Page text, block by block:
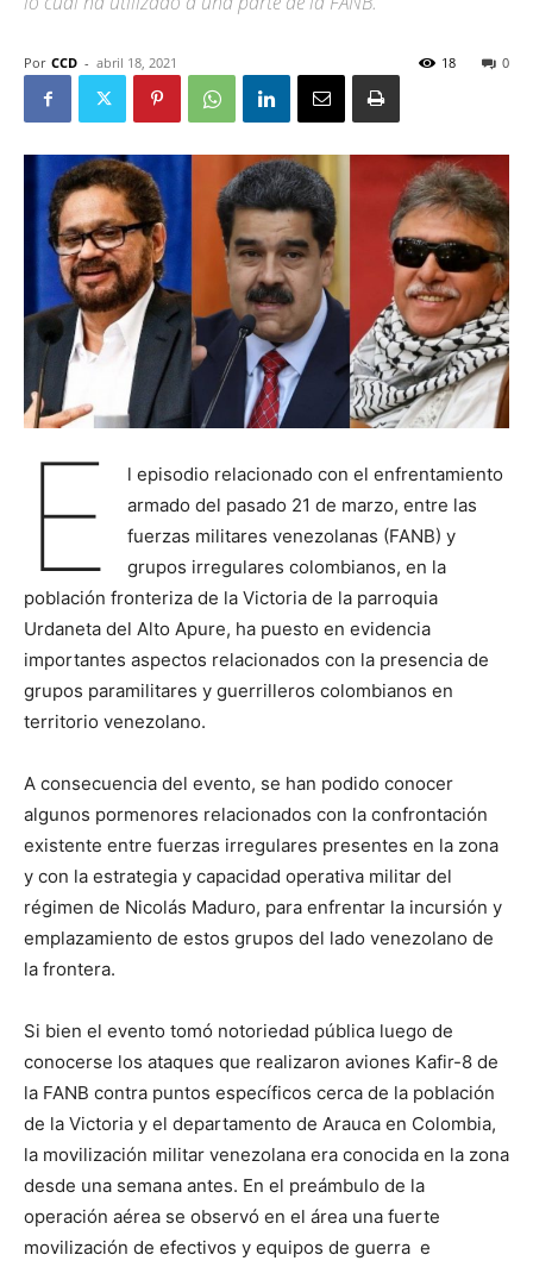
Por CCD - abril 18, 2021 0
18
E
l episodio relacionado con el enfrentamiento
armado del pasado 21 de marzo, entre las
fuerzas militares venezolanas (FANB) y
grupos irregulares colombianos, en la
población fronteriza de la Victoria de la parroquia
Urdaneta del Alto Apure, ha puesto en evidencia
importantes aspectos relacionados con la presencia de
grupos paramilitares y guerrilleros colombianos en
territorio venezolano.
A consecuencia del evento, se han podido conocer
algunos pormenores relacionados con la confrontación
existente entre fuerzas irregulares presentes en la zona
y con la estrategia y capacidad operativa militar del
régimen de Nicolás Maduro, para enfrentar la incursión y
emplazamiento de estos grupos del lado venezolano de
la frontera.
Si bien el evento tomó notoriedad pública luego de
conocerse los ataques que realizaron aviones Kafir-8 de
la FANB contra puntos específicos cerca de la población
de la Victoria y el departamento de Arauca en Colombia,
la movilización militar venezolana era conocida en la zona
desde una semana antes. En el preámbulo de la
operación aérea se observó en el área una fuerte
movilización de efectivos y equipos de guerra e